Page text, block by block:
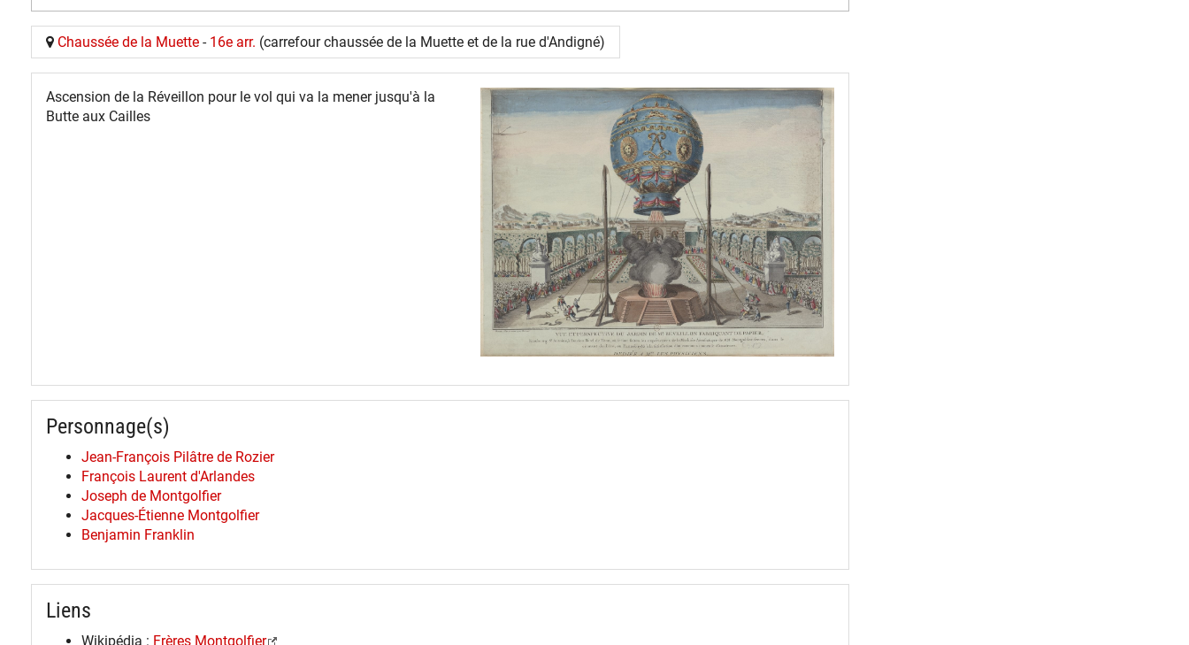
Chaussée de la Muette - 16e arr. (carrefour chaussée de la Muette et de la rue d'Andigné)
Ascension de la Réveillon pour le vol qui va la mener jusqu'à la
Butte aux Cailles
Personnage(s)
Jean-François Pilâtre de Rozier
François Laurent d'Arlandes
Joseph de Montgolfier
Jacques-Étienne Montgolfier
Benjamin Franklin
Liens
Wikipédia : Frères Montgolfier